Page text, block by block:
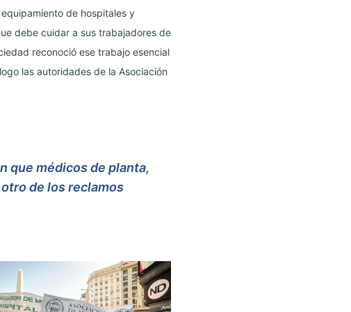
de hospitales y
debe cuidar a sus trabajadores de
reconoció ese trabajo esencial
las autoridades de la Asociación
que médicos de planta,
de los reclamos